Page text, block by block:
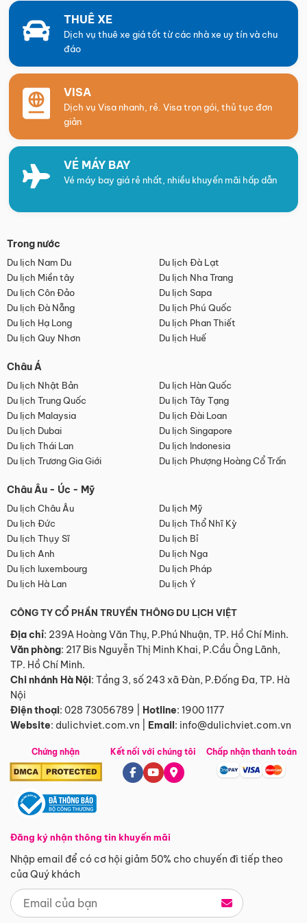
THUÊ XE
Dịch vụ thuê xe giá tốt từ các nhà xe uy tín và chu
đáo
VISA
Dịch vụ Visa nhanh, rẻ. Visa trọn gói, thủ tục đơn
giản
VÉ MÁY BAY
Vé máy bay giá rẻ nhất, nhiều khuyến mãi hấp dẫn
Trong nước
Du lịch Nam Du
Du lịch Đà Lạt
Du lịch Miền tây
Du lịch Nha Trang
Du lịch Côn Đảo
Du lịch Sapa
Du lịch Đà Nẵng
Du lịch Phú Quốc
Du lịch Hạ Long
Du lịch Phan Thiết
Du lịch Quy Nhơn
Du lịch Huế
Châu Á
Du lịch Nhật Bản
Du lịch Hàn Quốc
Du lịch Trung Quốc
Du lịch Tây Tạng
Du lịch Malaysia
Du lịch Đài Loan
Du lịch Dubai
Du lịch Singapore
Du lịch Thái Lan
Du lịch Indonesia
Du lịch Trương Gia Giới
Du lịch Phượng Hoàng Cổ Trấn
Châu Âu - Úc - Mỹ
Du lịch Châu Âu
Du lịch Mỹ
Du lịch Đức
Du lịch Thổ Nhĩ Kỳ
Du lịch Thụy Sĩ
Du lịch Bỉ
Du lịch Anh
Du lịch Nga
Du lịch luxembourg
Du lịch Pháp
Du lịch Hà Lan
Du lịch Ý
CÔNG TY CỔ PHẦN TRUYỀN THÔNG DU LỊCH VIỆT
Địa chỉ: 239A Hoàng Văn Thụ, P.Phú Nhuận, TP. Hồ Chí Minh.
Văn phòng: 217 Bis Nguyễn Thị Minh Khai, P.Cầu Ông Lãnh,
TP. Hồ Chí Minh.
Chi nhánh Hà Nội: Tầng 3, số 243 xã Đàn, P.Đống Đa, TP. Hà
Nội
Điện thoại: 028 73056789 Hotline: 1900 1177
Website: dulichviet.com.vn Email: info@dulichviet.com.vn
Chứng nhận
Đăng ký nhận thông tin khuyến mãi
Nhập email để có cơ hội giảm 50% cho chuyến đi tiếp theo
của Quý khách
Kết nối với chúng tôi Chấp nhận thanh toán